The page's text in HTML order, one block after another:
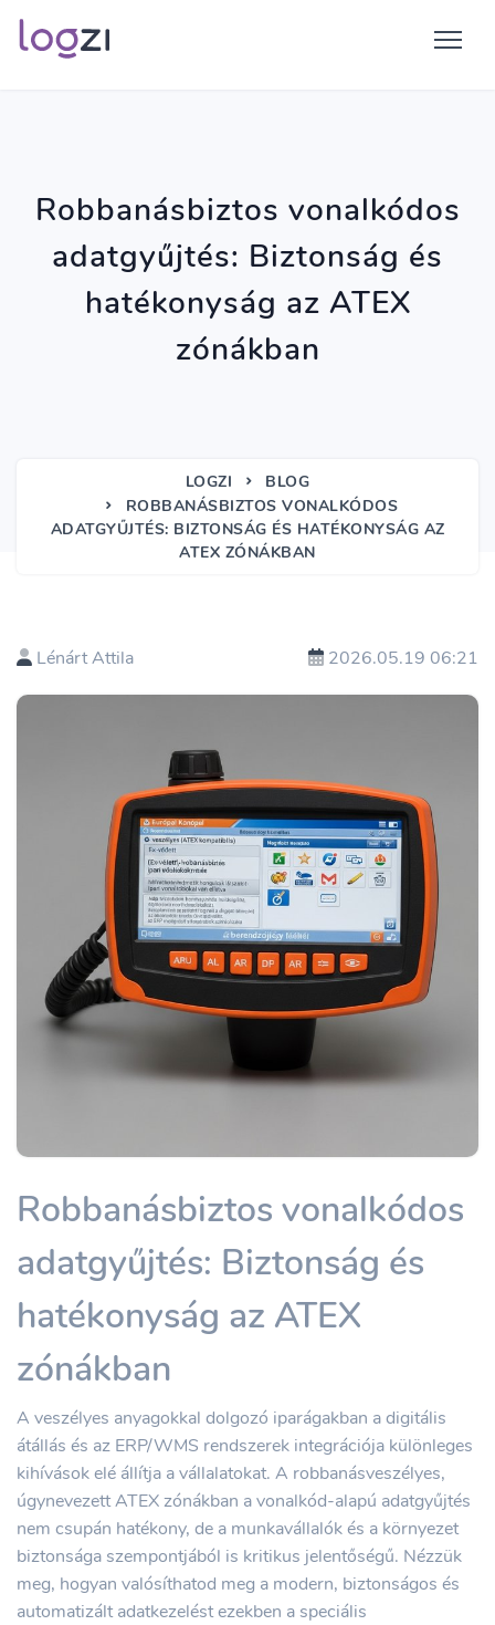
Robbanásbiztos vonalkódos
adatgyűjtés: Biztonság és
hatékonyság az ATEX
zónákban
LOGZI
BLOG
ROBBANÁSBIZTOS VONALKÓDOS
ADATGYŰJTÉS: BIZTONSÁG ÉS HATÉKONYSÁG AZ
ATEX ZÓNÁKBAN
Lénárt Attila 2026.05.19 06:21
Robbanásbiztos vonalkódos
adatgyűjtés: Biztonság és
hatékonyság az ATEX
zónákban
A veszélyes anyagokkal dolgozó iparágakban a digitális
átállás és az ERP/WMS rendszerek integrációja különleges
kihívások elé állítja a vállalatokat. A robbanásveszélyes,
úgynevezett ATEX zónákban a vonalkód-alapú adatgyűjtés
nem csupán hatékony, de a munkavállalók és a környezet
biztonsága szempontjából is kritikus jelentőségű. Nézzük
meg, hogyan valósíthatod meg a modern, biztonságos és
automatizált adatkezelést ezekben a speciális